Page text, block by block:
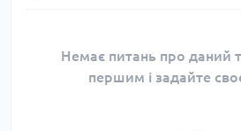
Немає питань про даний
першим і задайте